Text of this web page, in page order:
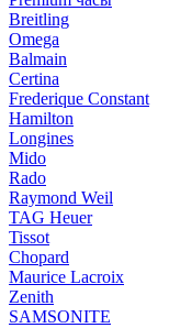
Breitling
Omega
Balmain
Certina
Frederique Constant
Hamilton
Longines
Mido
Rado
Raymond Weil
TAG Heuer
Tissot
Chopard
Maurice Lacroix
Zenith
SAMSONITE